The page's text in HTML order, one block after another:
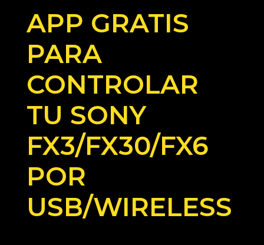
APP GRATIS
PARA
CONTROLAR
TU SONY
FX3/FX30/FX6
POR
USB/WIRELESS